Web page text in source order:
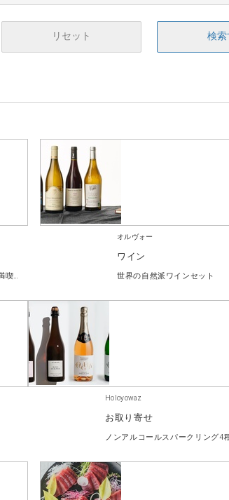
リセット 検索
「松阪まるよし」人気メニュー満喫セット
オルヴォー
ワイン
世界の自然派ワインセット
Holoyowaz
お取り寄せ